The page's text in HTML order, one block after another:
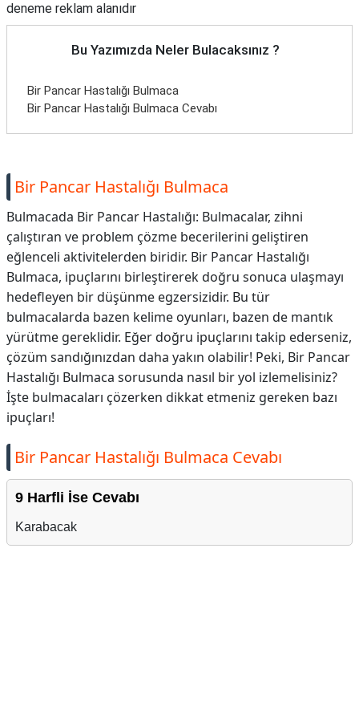
deneme reklam alanıdır
Bu Yazımızda Neler Bulacaksınız ?
Bir Pancar Hastalığı Bulmaca
Bir Pancar Hastalığı Bulmaca Cevabı
Bir Pancar Hastalığı Bulmaca
Bulmacada Bir Pancar Hastalığı: Bulmacalar, zihni
çalıştıran ve problem çözme becerilerini geliştiren
eğlenceli aktivitelerden biridir. Bir Pancar Hastalığı
Bulmaca, ipuçlarını birleştirerek doğru sonuca ulaşmayı
hedefleyen bir düşünme egzersizidir. Bu tür
bulmacalarda bazen kelime oyunları, bazen de mantık
yürütme gereklidir. Eğer doğru ipuçlarını takip ederseniz,
çözüm sandığınızdan daha yakın olabilir! Peki, Bir Pancar
Hastalığı Bulmaca sorusunda nasıl bir yol izlemelisiniz?
İşte bulmacaları çözerken dikkat etmeniz gereken bazı
ipuçları!
Bir Pancar Hastalığı Bulmaca Cevabı
9 Harfli İse Cevabı
Karabacak